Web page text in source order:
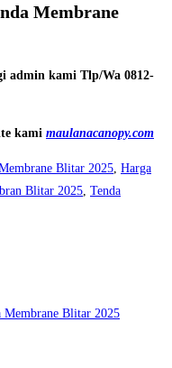
Membrane
admin kami Tlp/Wa 0812-
kami maulanacanopy.com
Blitar 2025, Harga
Blitar 2025, Tenda